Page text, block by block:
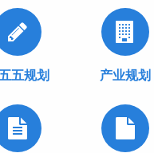
五规划 产业规划